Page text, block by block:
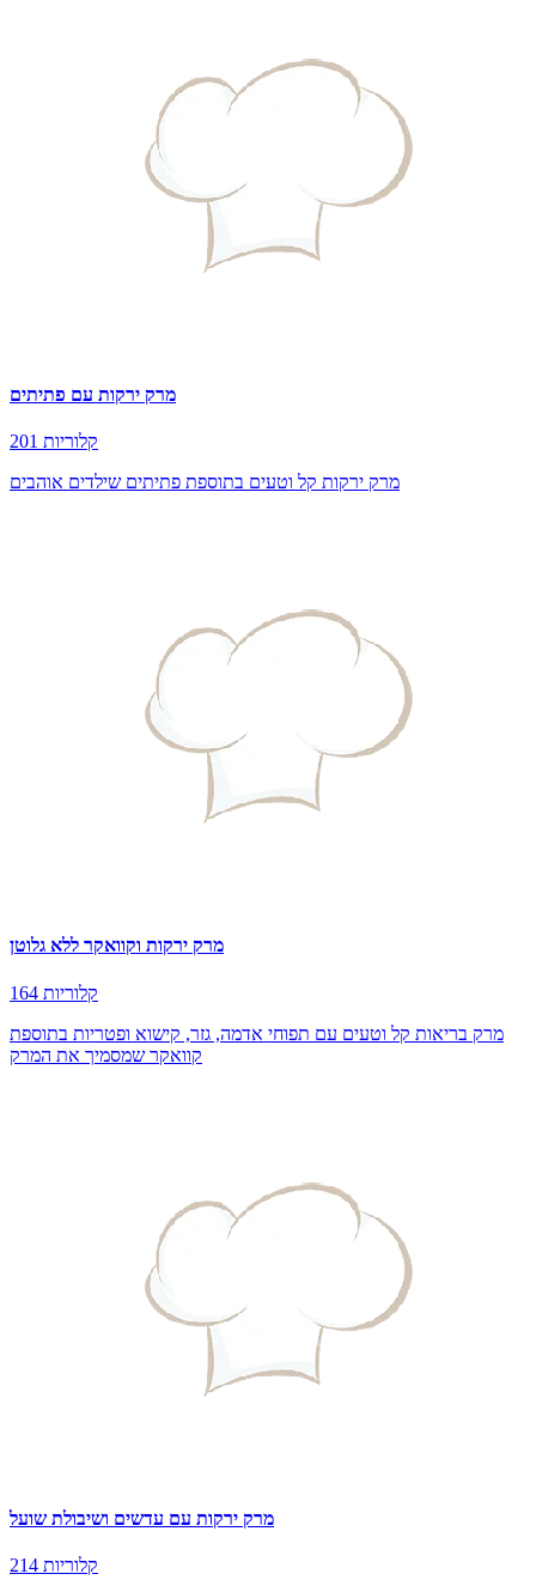
מרק ירקות עם פתיתים
201 קלוריות
מרק ירקות קל וטעים בתוספת פתיתים שילדים אוהבים
מרק ירקות וקוואקר ללא גלוטן
164 קלוריות
מרק בריאות קל וטעים עם תפוחי אדמה, גזר, קישוא ופטריות בתוספת
קוואקר שמסמיך את המרק
מרק ירקות עם עדשים ושיבולת שועל
214 קלוריות